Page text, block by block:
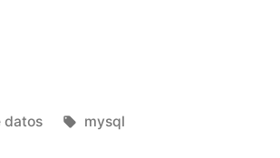
datos Etiquetas:
mysql